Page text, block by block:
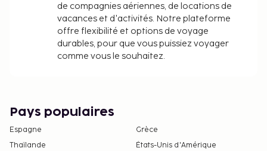
de compagnies aériennes, de locations de
vacances et d'activités. Notre plateforme
offre flexibilité et options de voyage
durables, pour que vous puissiez voyager
comme vous le souhaitez.
Pays populaires
Espagne
Grèce
Thaïlande
États-Unis d'Amérique